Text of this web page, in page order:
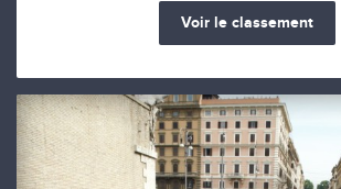
Voir le classement